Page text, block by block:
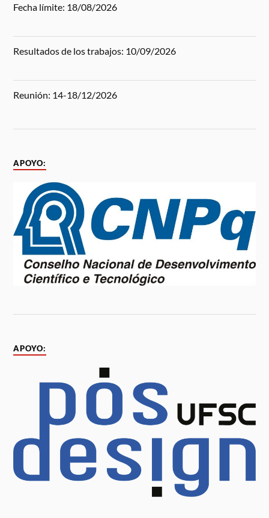
Fecha límite: 18/08/2026
Resultados de los trabajos: 10/09/2026
Reunión: 14-18/12/2026
APOYO:
APOYO: